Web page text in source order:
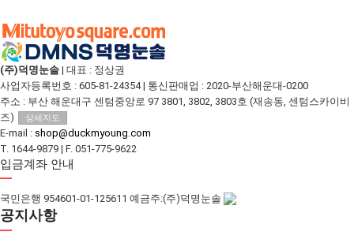
(주)덕명눈솔 | 대표 : 정상권
사업자등록번호 : 605-81-24354 | 통신판매업 : 2020-부산해운대-0200
주소 : 부산 해운대구 센텀중앙로 97 3801, 3802, 3803호 (재송동, 센텀스카이비
즈)
상세지도
E-mail : shop@duckmyoung.com
T. 1644-9879 | F. 051-775-9622
입금계좌 안내
국민은행 954601-01-125611 예금주:(주)덕명눈솔
공지사항